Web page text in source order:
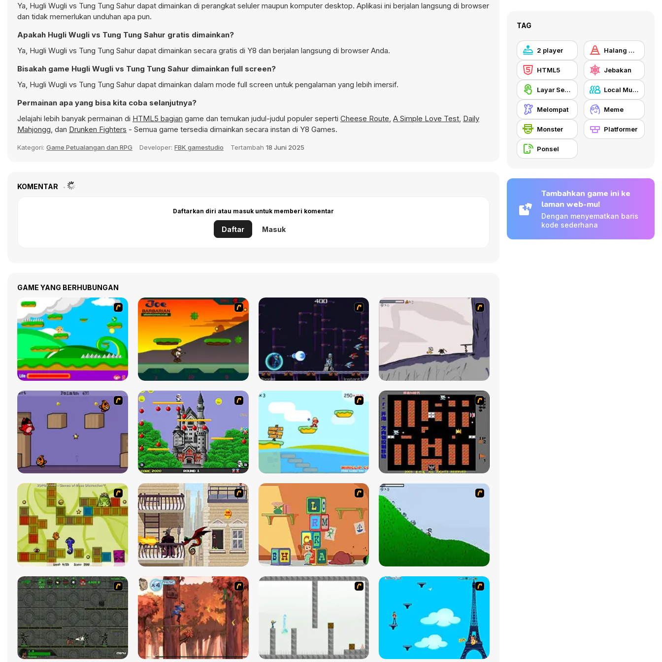
Ya, Hugli Wugli vs Tung Tung Sahur dapat dimainkan di perangkat seluler maupun komputer desktop. Aplikasi ini berjalan langsung di browser
dan tidak memerlukan unduhan apa pun.
Apakah Hugli Wugli vs Tung Tung Sahur gratis dimainkan?
Ya, Hugli Wugli vs Tung Tung Sahur dapat dimainkan secara gratis di Y8 dan berjalan langsung di browser Anda.
Bisakah game Hugli Wugli vs Tung Tung Sahur dimainkan full screen?
Ya, Hugli Wugli vs Tung Tung Sahur dapat dimainkan dalam mode full screen untuk pengalaman yang lebih imersif.
Permainan apa yang bisa kita coba selanjutnya?
Jelajahi lebih banyak permainan di HTML5 bagian game dan temukan judul-judul populer seperti Cheese Route, A Simple Love Test, Daily
Mahjongg, dan Drunken Fighters - Semua game tersedia dimainkan secara instan di Y8 Games.
Kategori: Game Petualangan dan RPG Developer: FBK gamestudio Tertambah 18 Juni 2025
KOMENTAR
Daftarkan diri atau masuk untuk memberi komentar
Daftar Masuk
GAME YANG BERHUBUNGAN
TAG
2 player Halang Rintang
HTML5 Jebakan
Layar Sentuh Local Multiplayer
Melompat Meme
Monster Platformer
Ponsel
Tambahkan game ini ke
laman web-mu!
Dengan menyematkan baris
kode sederhana